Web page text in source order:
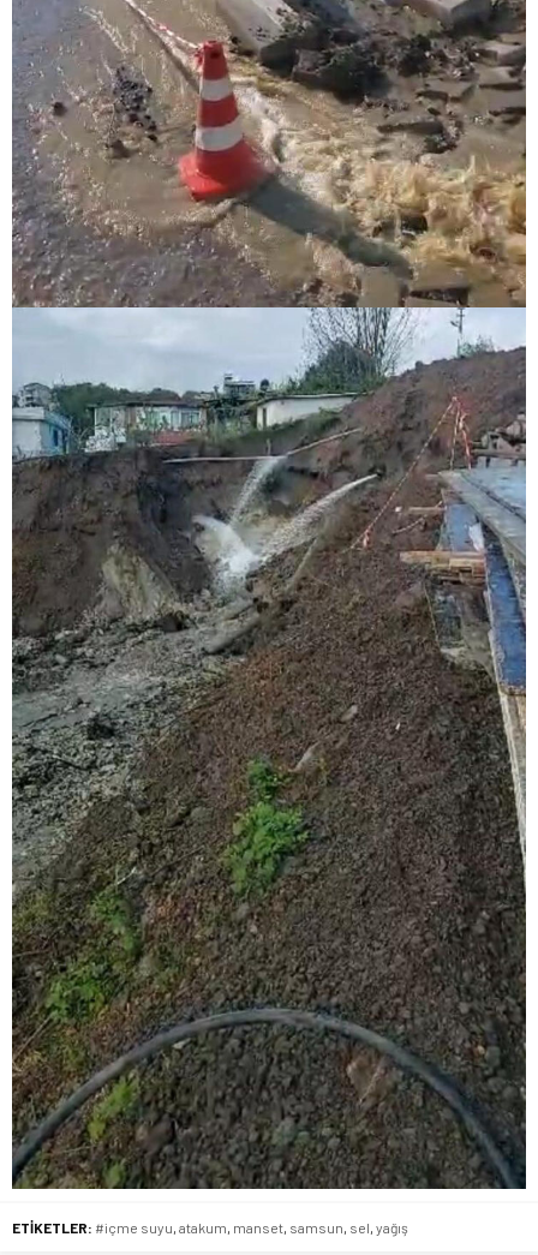
ETİKETLER: #içme suyu, atakum, manset, samsun, sel, yağış